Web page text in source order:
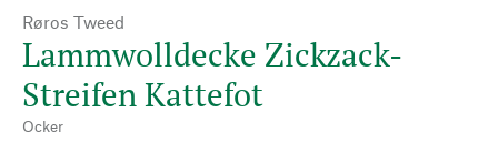
Røros Tweed
Lammwolldecke Zickzack-
Streifen Kattefot
Ocker